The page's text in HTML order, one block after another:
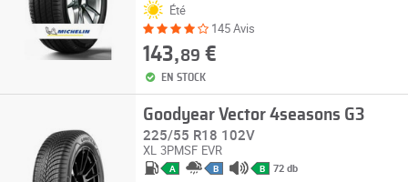
Été
145 Avis
143,89 €
EN STOCK
Goodyear Vector 4seasons G3
225/55 R18 102V
XL 3PMSF EVR
A B B 72 db